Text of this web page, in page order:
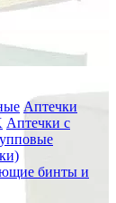
Аптечки
Аптечки с
бинты и